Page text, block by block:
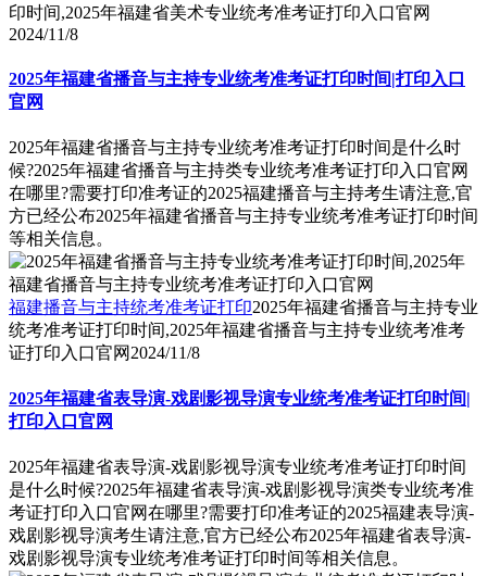
印时间,2025年福建省美术专业统考准考证打印入口官网
2024/11/8
2025年福建省播音与主持专业统考准考证打印时间|打印入口
官网
2025年福建省播音与主持专业统考准考证打印时间是什么时
候?2025年福建省播音与主持类专业统考准考证打印入口官网
在哪里?需要打印准考证的2025福建播音与主持考生请注意,官
方已经公布2025年福建省播音与主持专业统考准考证打印时间
等相关信息。
福建播音与主持统考准考证打印2025年福建省播音与主持专业
统考准考证打印时间,2025年福建省播音与主持专业统考准考
证打印入口官网 2024/11/8
2025年福建省表导演-戏剧影视导演专业统考准考证打印时间|
打印入口官网
2025年福建省表导演-戏剧影视导演专业统考准考证打印时间
是什么时候?2025年福建省表导演-戏剧影视导演类专业统考准
考证打印入口官网在哪里?需要打印准考证的2025福建表导演-
戏剧影视导演考生请注意,官方已经公布2025年福建省表导演-
戏剧影视导演专业统考准考证打印时间等相关信息。